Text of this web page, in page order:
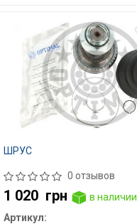
ШРУС
0 отзывов
1 020 грн
в наличии
Артикул: